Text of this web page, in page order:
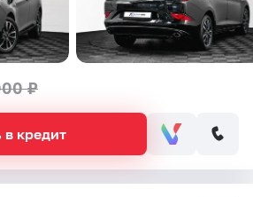
₽
в кредит